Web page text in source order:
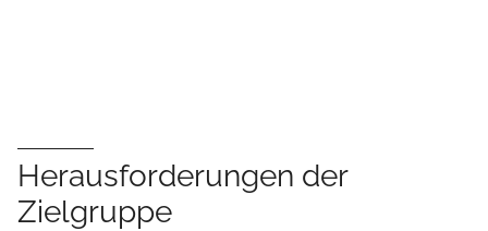
Herausforderungen der
Zielgruppe